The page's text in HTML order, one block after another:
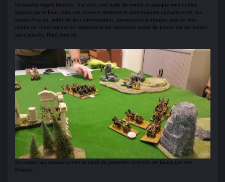
fantassins légers thraces. Il a donc une balle de match et attaque mes nobles
gaulois par le flanc mais ces derniers résistent et sont toujours opérationnels, les
autres thraces, aidés de leur commandant, parviennent à attraper une de mes
unités de chars encore en tirailleurs et les détruisent avant de percer sur les autres
sans succès. Raté pour lui.
les nobles au combat contre le carré de peltastes sont pris de flancs par des
thraces...